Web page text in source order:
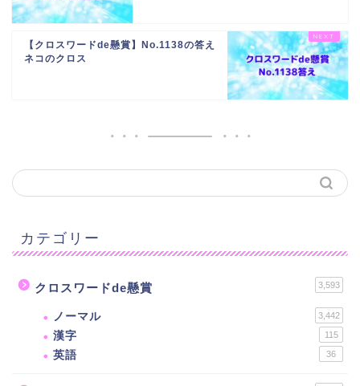
【クロスワードde懸賞】No.1138の答え
ネコのクロス
カテゴリー
クロスワードde懸賞 3,593
ノーマル 3,442
漢字 115
英語 36